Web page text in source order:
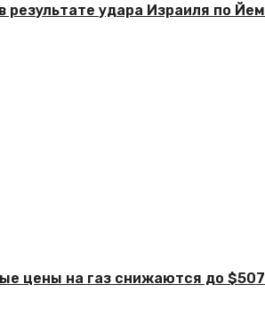
результате удара Израиля по
цены на газ снижаются до